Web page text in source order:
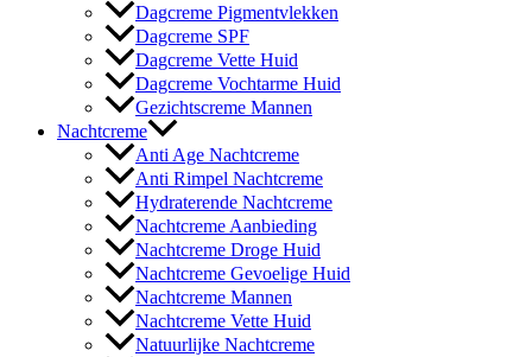
Dagcreme Pigmentvlekken
Dagcreme SPF
Dagcreme Vette Huid
Dagcreme Vochtarme Huid
Gezichtscreme Mannen
Nachtcreme
Anti Age Nachtcreme
Anti Rimpel Nachtcreme
Hydraterende Nachtcreme
Nachtcreme Aanbieding
Nachtcreme Droge Huid
Nachtcreme Gevoelige Huid
Nachtcreme Mannen
Nachtcreme Vette Huid
Natuurlijke Nachtcreme